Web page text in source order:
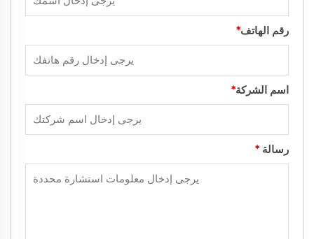
رقم الهاتف*
اسم الشركة*
رسالة *